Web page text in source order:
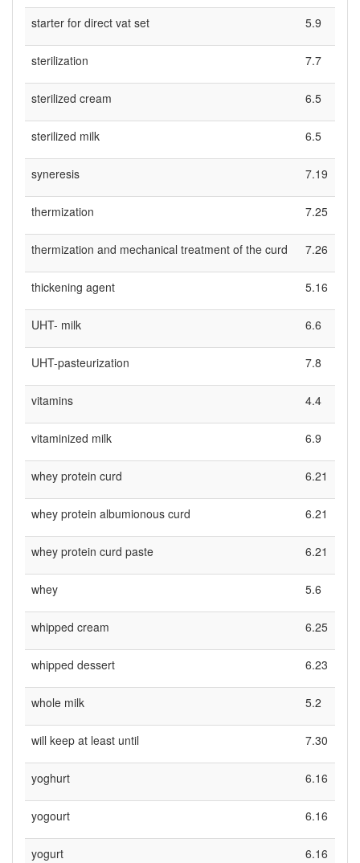
starter for direct vat set
5.9
sterilization 7.7
sterilized cream 6.5
sterilized milk 6.5
syneresis 7.19
thermization 7.25
thermization and mechanical treatment of the curd 7.26
thickening agent 5.16
UHT- milk 6.6
UHT-pasteurization 7.8
vitamins 4.4
vitaminized milk 6.9
whey protein curd 6.21
whey protein albumionous curd 6.21
whey protein curd paste 6.21
whey 5.6
whipped cream 6.25
whipped dessert 6.23
whole milk 5.2
will keep at least until 7.30
yoghurt 6.16
yogourt 6.16
yogurt 6.16